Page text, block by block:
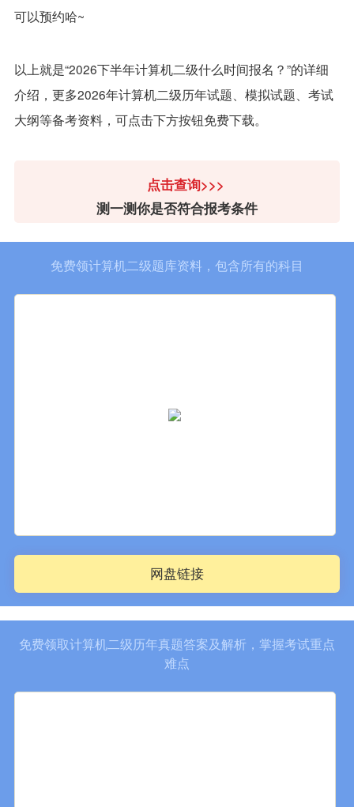
可以预约哈~
以上就是“2026下半年计算机二级什么时间报名？”的详细
介绍，更多2026年计算机二级历年试题、模拟试题、考试
大纲等备考资料，可点击下方按钮免费下载。
点击查询>>>
测一测你是否符合报考条件
免费领计算机二级题库资料，包含所有的科目
网盘链接
免费领取计算机二级历年真题答案及解析，掌握考试重点
难点